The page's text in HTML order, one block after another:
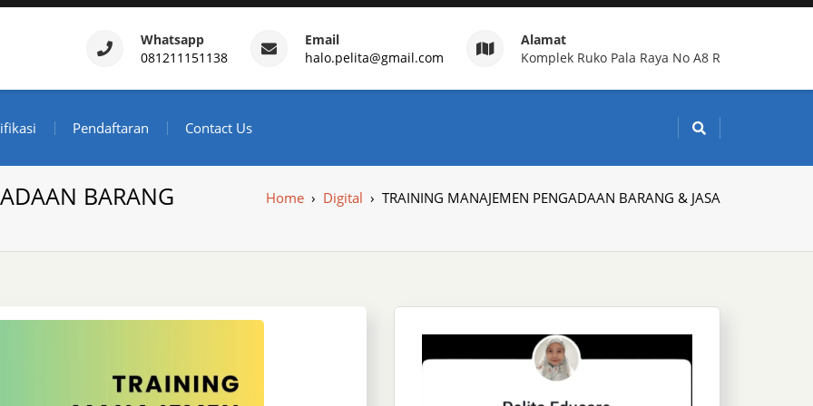
– Daftar Training Indonesia
Whatsapp
081211151138
Email
halo.pelita@gmail.com
Alamat
Komplek Ruko Pala Raya No A8 R
Pendaftaran Contact Us
BARANG Home › Digital › TRAINING MANAJEMEN PENGADAAN BARANG & JASA